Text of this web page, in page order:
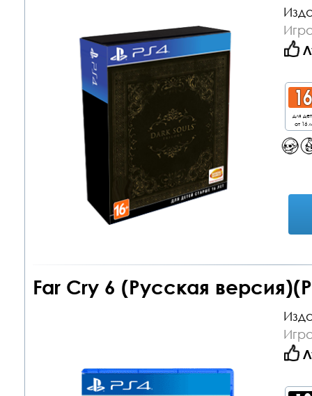
для
от 16
Far Cry 6 (Русская